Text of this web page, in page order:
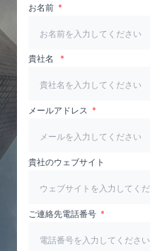
お名前
貴社名
メールアドレス
貴社のウェブサイト
ご連絡先電話番号